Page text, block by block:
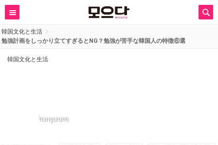
韓国文化と生活
勉強計画をしっかり立てすぎるとNG？勉強が苦手な韓国人の特徴⑥選
韓国文化と生活
hangurumi